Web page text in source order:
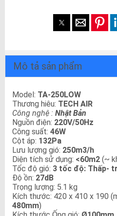
Mô tả sản phẩm
Model: TA-250LOW
Thương hiêu: TECH AIR
Công nghệ : Nhật Bản
Nguồn điện: 220V/50Hz
Công suất: 46W
Cột áp: 132Pa
Lưu lượng gió: 250m3/h
Diện tích sử dụng: <60m2 (~
Tốc độ gió: 3 tốc độ: Thấp-
Độ ồn: 27dB
Trọng lượng: 5.1 kg
Kích thước: 420 x 410 x 190
480mm)